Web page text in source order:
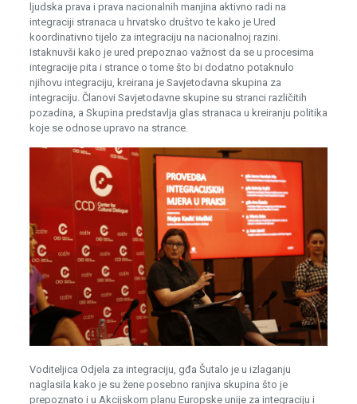
ljudska prava i prava nacionalnih manjina aktivno radi na
integraciji stranaca u hrvatsko društvo te kako je Ured
koordinativno tijelo za integraciju na nacionalnoj razini.
Istaknuvši kako je ured prepoznao važnost da se u procesima
integracije pita i strance o tome što bi dodatno potaknulo
njihovu integraciju, kreirana je Savjetodavna skupina za
integraciju. Članovi Savjetodavne skupine su stranci različitih
pozadina, a Skupina predstavlja glas stranaca u kreiranju politika
koje se odnose upravo na strance.
Voditeljica Odjela za integraciju, gđa Šutalo je u izlaganju
naglasila kako je su žene posebno ranjiva skupina što je
prepoznato i u Akcijskom planu Europske unije za integraciju i